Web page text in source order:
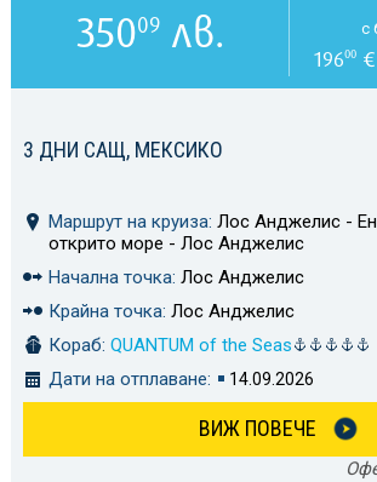
3 ДНИ САЩ, МЕКСИКО
Маршрут на круиза: Лос Анджелис -
открито море - Лос Анджелис
Начална точка: Лос Анджелис
Крайна точка: Лос Анджелис
Кораб: QUANTUM of the Seas
Дати на отплаване:
14.09.2026
ВИЖ ПОВЕЧЕ
35009 лв. с
19600